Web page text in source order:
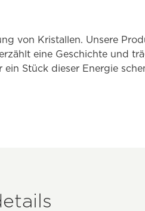
von Kristallen. Unsere
eine Geschichte und
Stück dieser Energie